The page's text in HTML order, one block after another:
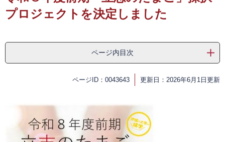
プロジェクトを決定しました
ページ内目次
ページID：0043643 更新日：2026年6月1日更新